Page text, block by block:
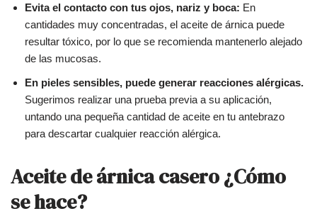
Evita el contacto con tus ojos, nariz y boca: En
cantidades muy concentradas, el aceite de árnica puede
resultar tóxico, por lo que se recomienda mantenerlo alejado
de las mucosas.
En pieles sensibles, puede generar reacciones alérgicas.
Sugerimos realizar una prueba previa a su aplicación,
untando una pequeña cantidad de aceite en tu antebrazo
para descartar cualquier reacción alérgica.
Aceite de árnica casero ¿Cómo
se hace?